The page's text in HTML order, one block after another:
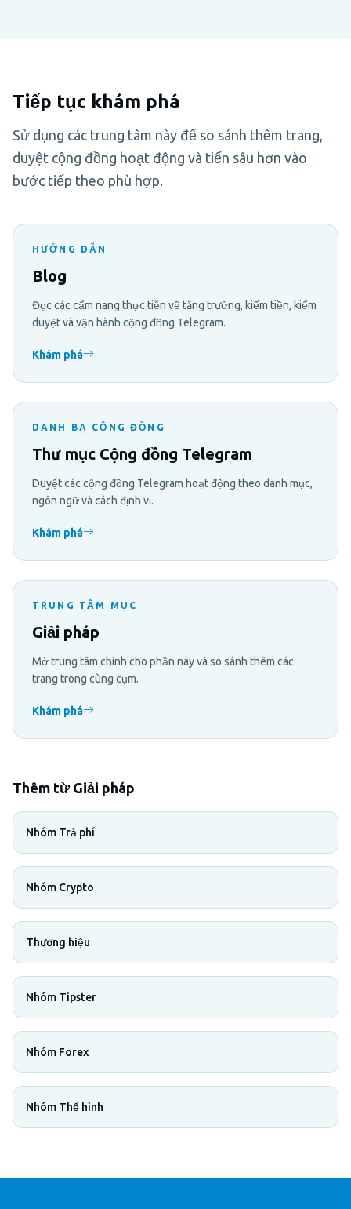
Tiếp tục khám phá
Sử dụng các trung tâm này để so sánh thêm trang,
duyệt cộng đồng hoạt động và tiến sâu hơn vào
bước tiếp theo phù hợp.
HƯỚNG DẪN
Blog
Đọc các cẩm nang thực tiễn về tăng trưởng, kiếm tiền, kiểm
duyệt và vận hành cộng đồng Telegram.
Khám phá
DANH BẠ CỘNG ĐỒNG
Thư mục Cộng đồng Telegram
Duyệt các cộng đồng Telegram hoạt động theo danh mục,
ngôn ngữ và cách định vị.
Khám phá
TRUNG TÂM MỤC
Giải pháp
Mở trung tâm chính cho phần này và so sánh thêm các
trang trong cùng cụm.
Khám phá
Thêm từ Giải pháp
Nhóm Trả phí
Nhóm Crypto
Thương hiệu
Nhóm Tipster
Nhóm Forex
Nhóm Thể hình